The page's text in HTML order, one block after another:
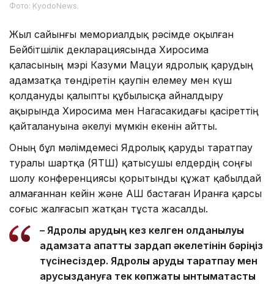
Фото: KyodoNews.
Жыл сайынғы мемориалдық рәсімде оқылған
Бейбітшілік декларациясында Хиросима
қаласының мэрі Казуми Мацуи ядролық қарудың
адамзатқа төндіретін қаупін елемеу мен күш
қолдануды қалыпты құбылысқа айналдыру
ақырында Хиросима мен Нагасакидағы қасіреттің
қайталануына әкелуі мүмкін екенін айтты.
Оның бұл мәлімдемесі Ядролық қаруды таратпау
туралы шартқа (ЯҚТШ) қатысушы елдердің соңғы
шолу конференциясы қорытынды құжат қабылдай
алмағаннан кейін және АҚШ бастаған Иранға қарсы
соғыс жалғасып жатқан тұста жасалды.
– Ядролық қарудың кез келген қолданылуы
адамзатқа апатты зардап әкелетінін бәріңіз
түсінесіздер. Ядролық қаруды таратпау мен
қарусыздануға тек көпжақты ынтымақтастық